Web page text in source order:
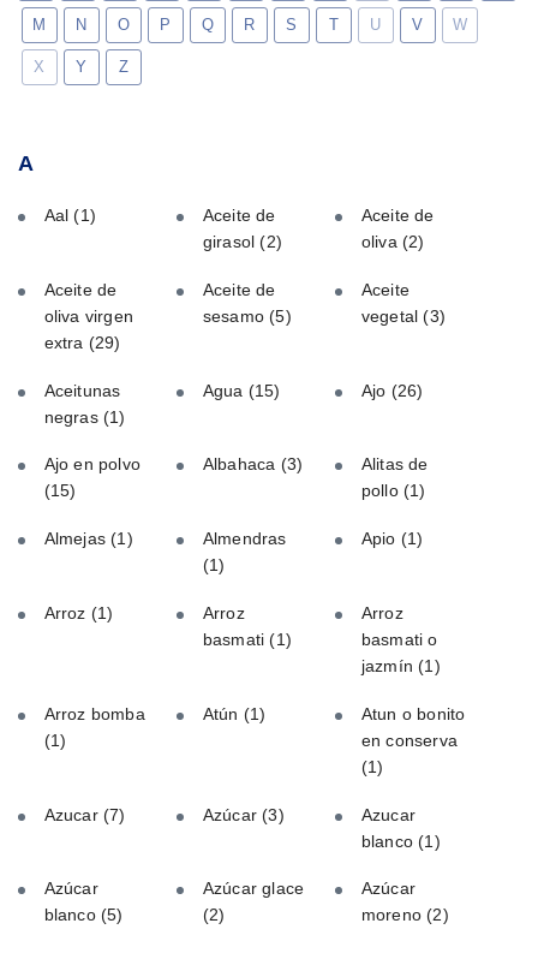
M N O P Q R S T U V W
X Y Z
A
Aal(1)
Aceite de
girasol(2)
Aceite de
oliva(2)
Aceite de
oliva virgen
extra (29)
Aceite de
sesamo(5)
Aceite
vegetal(3)
Aceitunas
negras (1)
Agua (15) Ajo (26)
Ajo en polvo
(15)
Albahaca (3)
Alitas de
pollo(1)
Almejas(1)
Almendras
(1)
Apio (1)
Arroz (1)
Arroz
basmati(1)
Arroz
basmati o
jazmín(1)
Arroz bomba
(1)
Atún (1)
Atun o bonito
en conserva
(1)
Azucar (7) Azúcar(3)
Azucar
blanco(1)
Azúcar
blanco (5)
Azúcar glace
(2)
Azúcar
moreno(2)